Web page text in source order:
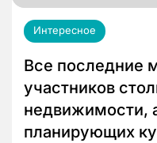
Интересное
Все последние
участников
недвижимости,
планирующих